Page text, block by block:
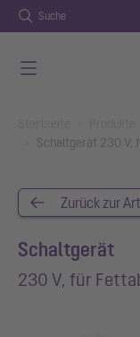
Suche
Schaltgerät 230 V,
Zurück zur
Schaltgerät
230 V, für